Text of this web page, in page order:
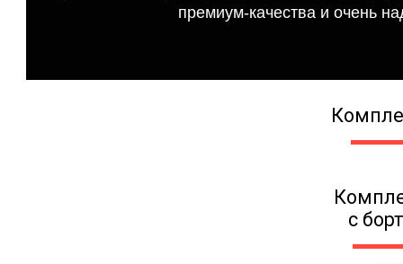
премиум-качества и очень
с